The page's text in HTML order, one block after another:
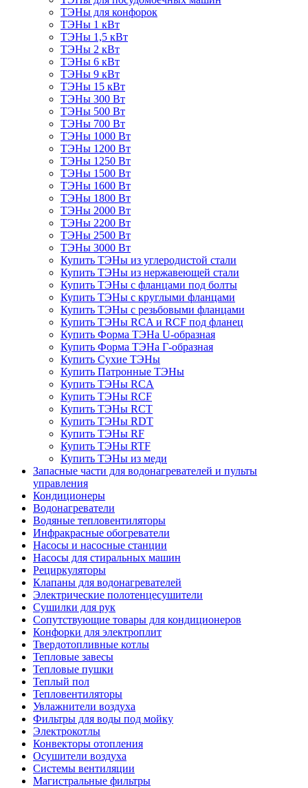
ТЭНы для конфорок
ТЭНы 1 кВт
ТЭНы 1,5 кВт
ТЭНы 2 кВт
ТЭНы 6 кВт
ТЭНы 9 кВт
ТЭНы 15 кВт
ТЭНы 300 Вт
ТЭНы 500 Вт
ТЭНы 700 Вт
ТЭНы 1000 Вт
ТЭНы 1200 Вт
ТЭНы 1250 Вт
ТЭНы 1500 Вт
ТЭНы 1600 Вт
ТЭНы 1800 Вт
ТЭНы 2000 Вт
ТЭНы 2200 Вт
ТЭНы 2500 Вт
ТЭНы 3000 Вт
Купить ТЭНы из углеродистой стали
Купить ТЭНы из нержавеющей стали
Купить ТЭНы с фланцами под болты
Купить ТЭНы с круглыми фланцами
Купить ТЭНы с резьбовыми фланцами
Купить ТЭНы RCA и RCF под фланец
Купить Форма ТЭНа U-образная
Купить Форма ТЭНа Г-образная
Купить Сухие ТЭНы
Купить Патронные ТЭНы
Купить ТЭНы RCA
Купить ТЭНы RCF
Купить ТЭНы RCT
Купить ТЭНы RDT
Купить ТЭНы RF
Купить ТЭНы RTF
Купить ТЭНы из меди
Запасные части для водонагревателей и пульты
управления
Кондиционеры
Водонагреватели
Водяные тепловентиляторы
Инфракрасные обогреватели
Насосы и насосные станции
Насосы для стиральных машин
Рециркуляторы
Клапаны для водонагревателей
Электрические полотенцесушители
Сушилки для рук
Сопутствующие товары для кондиционеров
Конфорки для электроплит
Твердотопливные котлы
Тепловые завесы
Тепловые пушки
Теплый пол
Тепловентиляторы
Увлажнители воздуха
Фильтры для воды под мойку
Электрокотлы
Конвекторы отопления
Осушители воздуха
Системы вентиляции
Магистральные фильтры